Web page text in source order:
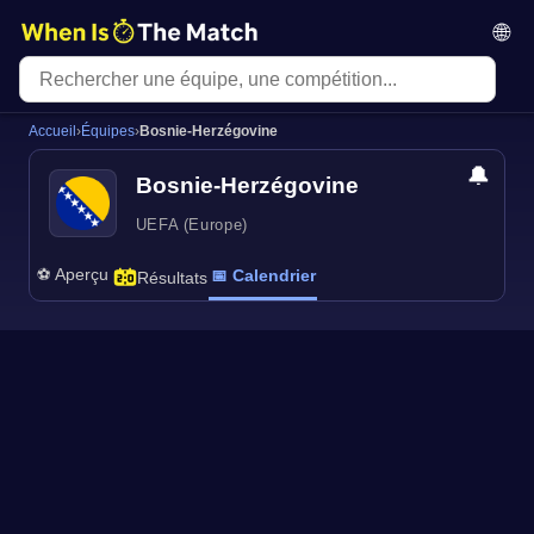
🌐
Accueil ›Équipes›Bosnie-Herzégovine
Bosnie-Herzégovine
UEFA (Europe)
🔔
⚽ Aperçu Résultats 📅 Calendrier